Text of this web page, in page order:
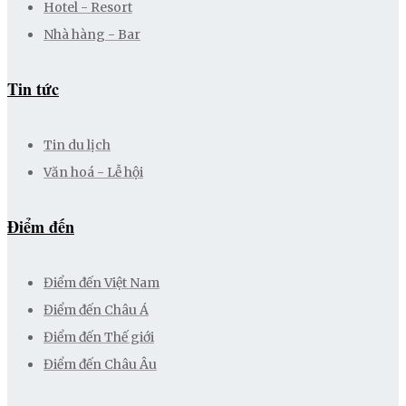
Hotel - Resort
Nhà hàng - Bar
Tin tức
Tin du lịch
Văn hoá - Lễ hội
Điểm đến
Điểm đến Việt Nam
Điểm đến Châu Á
Điểm đến Thế giới
Điểm đến Châu Âu